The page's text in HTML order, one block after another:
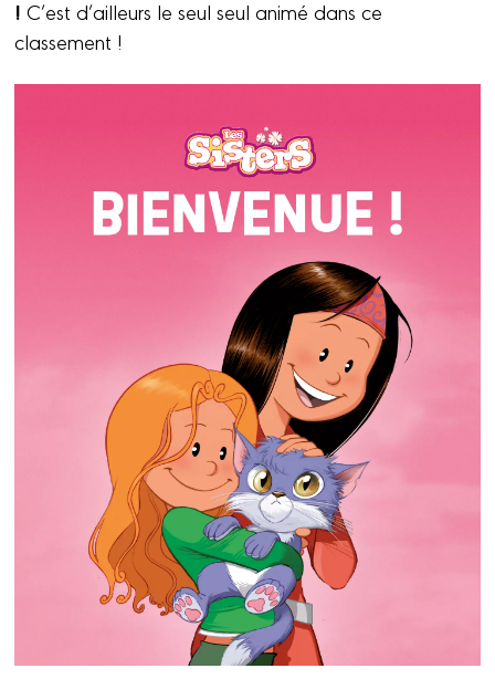
! C’est d’ailleurs le seul seul animé dans ce
classement !